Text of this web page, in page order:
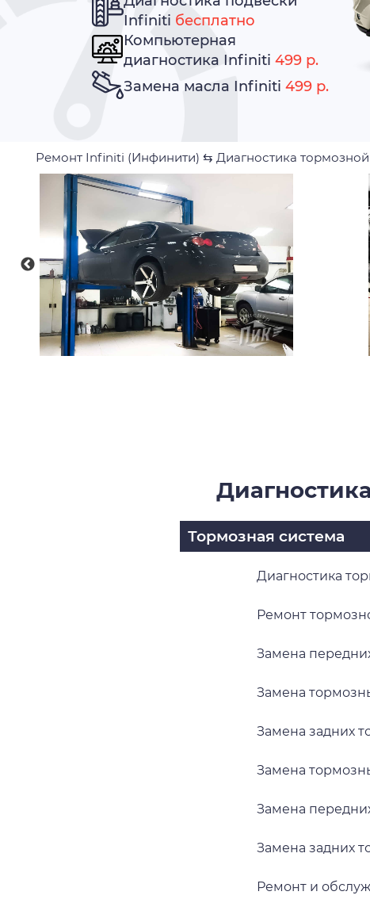
Infiniti бесплатно
Компьютерная
диагностика Infiniti 499 р.
Замена масла Infiniti 499 р.
Ремонт Infiniti (Инфинити) ⇆ Диагностика
Тормозная система
Диагностика
Ремонт
Замена
Замена
Замена задних
Замена
Замена
Замена задних
Ремонт и